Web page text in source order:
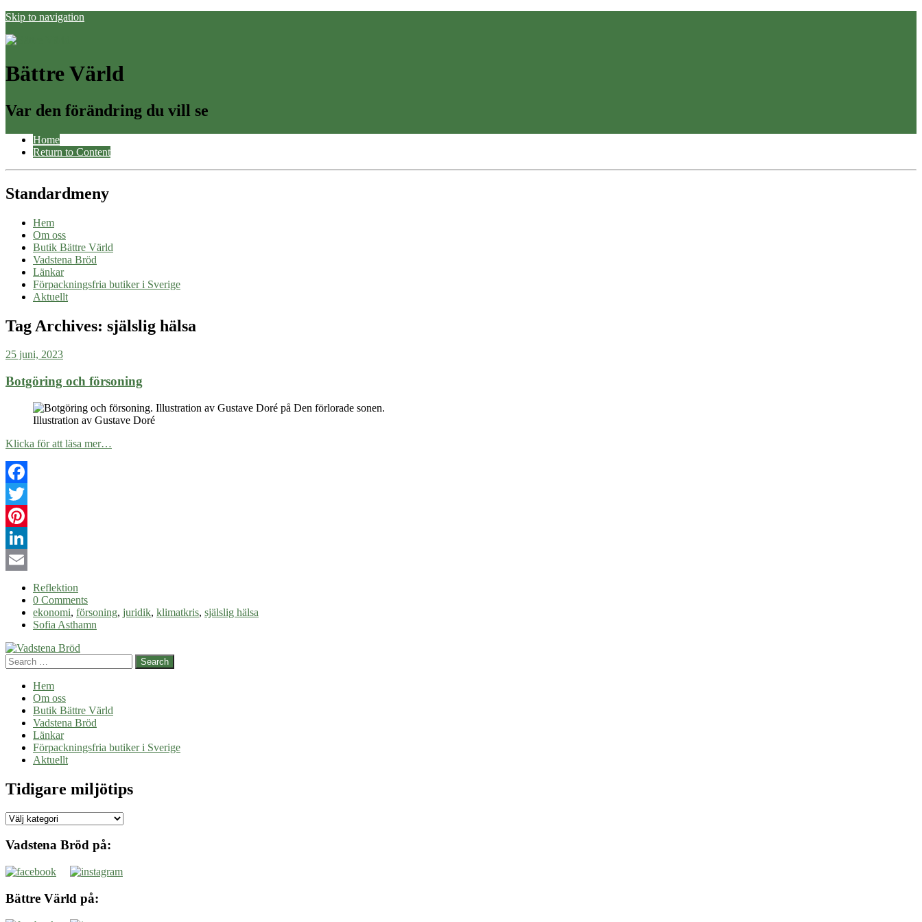
Skip to navigation
Bättre Värld
Var den förändring du vill se
Home
Return to Content
Standardmeny
Hem
Om oss
Butik Bättre Värld
Vadstena Bröd
Länkar
Förpackningsfria butiker i Sverige
Aktuellt
Tag Archives: själslig hälsa
25 juni, 2023
Botgöring och försoning
Illustration av Gustave Doré
Klicka för att läsa mer…
Facebook
Twitter
Pinterest
LinkedIn
Reflektion
0 Comments
ekonomi, försoning, juridik, klimatkris, själslig hälsa
Sofia Asthamn
Search
Hem
Om oss
Butik Bättre Värld
Vadstena Bröd
Länkar
Förpackningsfria butiker i Sverige
Aktuellt
Tidigare miljötips
Tidigare
Vadstena Bröd på:
Bättre Värld på: